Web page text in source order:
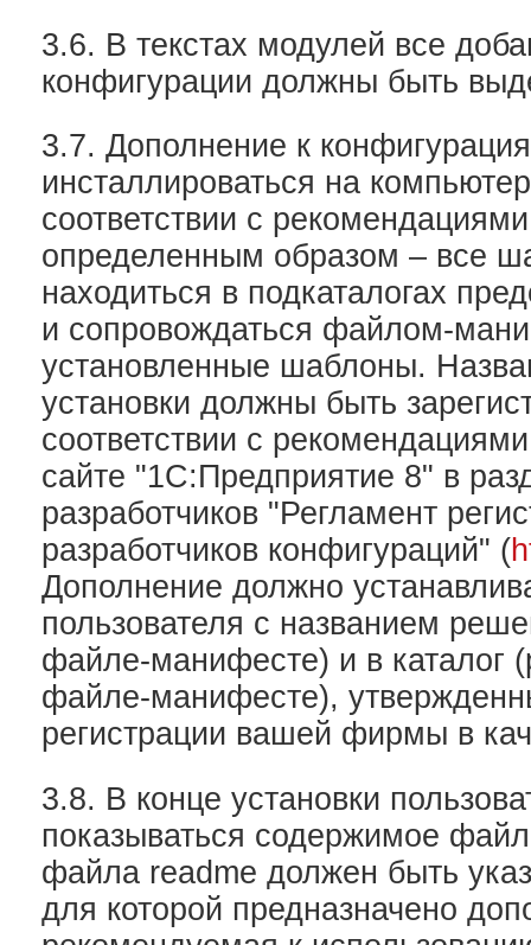
3.6. В текстах модулей все
конфигурации должны быть
3.7. Дополнение к
инсталлироваться на
соответствии с
определенным образом – все
находиться в подкаталогах
и сопровождаться файлом-
установленные шаблоны.
установки должны быть
соответствии с
сайте "1С:Предприятие 8" в
разработчиков "Регламент
разработчиков конфигураций" (
Дополнение должно
пользователя с названием
файле-манифесте) и в каталог
файле-манифесте),
регистрации вашей фирмы в
3.8. В конце установки
показываться содержимое
файла readme должен быть
для которой предназначено